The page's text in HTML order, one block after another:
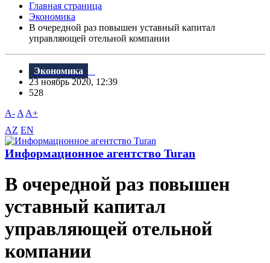
Главная страница
Экономика
В очередной раз повышен уставный капитал
управляющей отельной компании
Экономика
23 ноябрь 2020, 12:39
528
A- A A+
AZ EN
Информационное агентство Turan
В очередной раз повышен
уставный капитал
управляющей отельной
компании